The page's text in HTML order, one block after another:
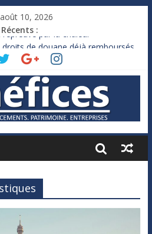
10, 2026
Récents :
par la chaleur
de douane déjà remboursés
recule sur l’impôt
ne touche presque rien
l’étranger